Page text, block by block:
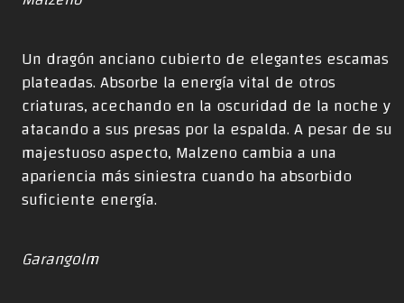
Un dragón anciano cubierto de elegantes escamas
plateadas. Absorbe la energía vital de otros
criaturas, acechando en la oscuridad de la noche y
atacando a sus presas por la espalda. A pesar de su
majestuoso aspecto, Malzeno cambia a una
apariencia más siniestra cuando ha absorbido
suficiente energía.
Garangolm